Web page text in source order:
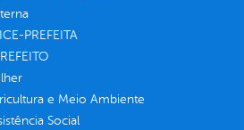
PREFEITA
e Meio Ambiente
Social